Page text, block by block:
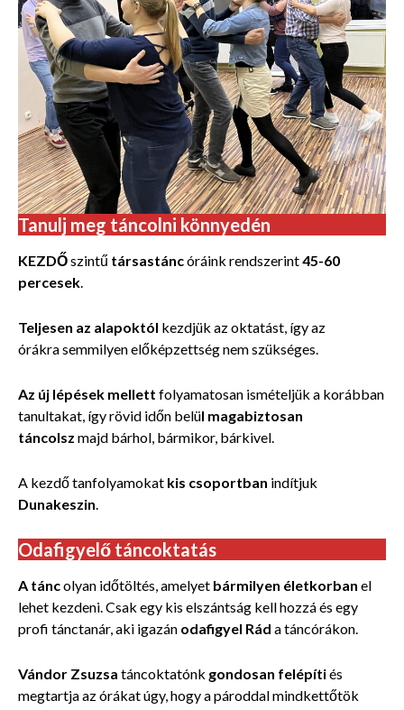
Tanulj meg táncolni könnyedén
KEZDŐszintű társastáncóráink rendszerint45-60
percesek
Teljesen az alapoktól kezdjük az oktatást, így az
órákra semmilyen előképzettség nem szükséges.
Az új lépések mellett folyamatosan ismételjük a korábban
tanultakat, így rövid időn belül magabiztosan
táncolsz majd bárhol, bármikor, bárkivel.
A kezdő tanfolyamokat kis csoportban indítjuk
Dunakeszin
Odafigyelő táncoktatás
A táncolyan időtöltés, amelyet bármilyen életkorban el
lehet kezdeni. Csak egy kis elszántság kell hozzá és egy
profi tánctanár, aki igazán odafigyel Rád a táncórákon.
Vándor Zsuzsa táncoktatónk gondosan felépítiés
megtartja az órákat úgy, hogy a pároddal mindkettőtök